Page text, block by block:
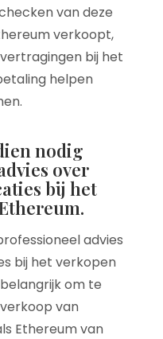
van deze
verkoopt,
bij het
helpen
nodig
over
bij het
advies
bij het verkopen
om te
van
Ethereum van